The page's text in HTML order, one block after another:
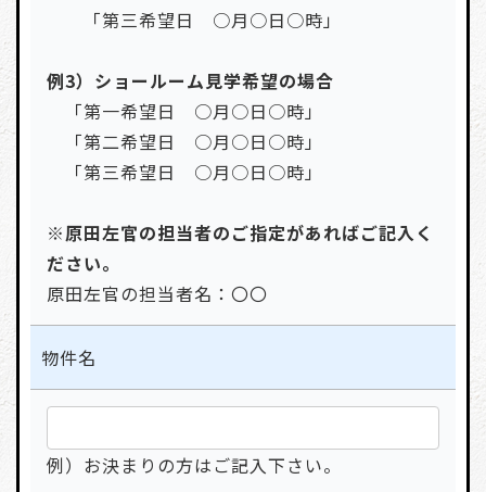
「第三希望日 ○月○日○時」
例3）ショールーム見学希望の場合
「第一希望日 ○月○日○時」
「第二希望日 ○月○日○時」
「第三希望日 ○月○日○時」
※原田左官の担当者のご指定があればご記入く
ださい。
原田左官の担当者名：〇〇
物件名
例）お決まりの方はご記入下さい。